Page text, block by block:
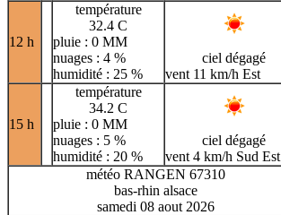
12 h
température
32.4 C
pluie : 0 MM
nuages : 4 %
humidité : 25 %
ciel dégagé
vent 11 km/h Est
15 h
température
34.2 C
pluie : 0 MM
nuages : 5 %
humidité : 20 %
ciel dégagé
vent 4 km/h Sud Est
météo RANGEN 67310
bas-rhin alsace
samedi 08 aout 2026